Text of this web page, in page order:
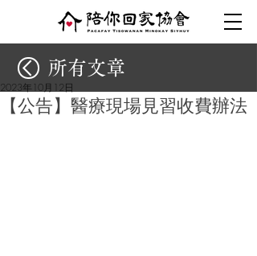
【公告】醫療現場見習收費辦法
2023年10月12日
所有文章